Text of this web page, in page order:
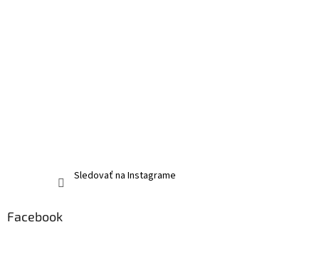
Sledovať na Instagrame
Facebook